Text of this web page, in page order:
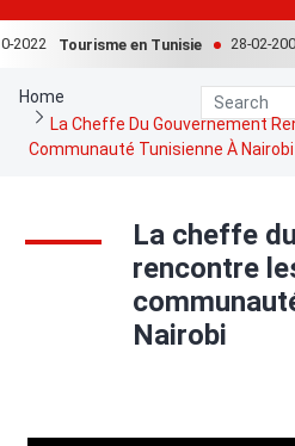
2022 Tourisme en Tunisie 28-02-2009
Breadcrumb
Home
La Cheffe Du Gouvernement
Communauté Tunisienne À Nairobi
La cheffe
rencontre
Nairobi